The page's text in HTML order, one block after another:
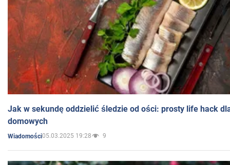
Jak w sekundę oddzielić śledzie od ości: prosty life hack
domowych
Wiadomości05.03.2025 19:28 9